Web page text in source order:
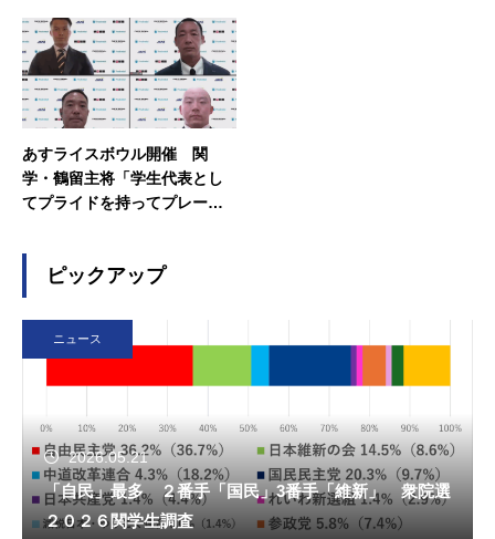
あすライスボウル開催 関
学・鶴留主将「学生代表とし
てプライドを持ってプレーし
ピックアップ
ニュース
2026.05.21
「自民」最多 ２番手「国民」3番手「維新」 衆院選
２０２６関学生調査